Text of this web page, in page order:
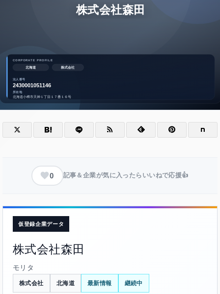
0 記事＆企業が気に入ったらいいねで応援👍
仮登録企業データ
株式会社森田
モリタ
株式会社 北海道 最新情報 継続中